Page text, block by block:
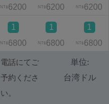
NT$ 6200 NT$ 6200 NT$ 6200
1
NT$ 6800
1
NT$ 6800
1
NT$ 6800
電話にてご
予約くださ
い。
単位:
台湾ドル